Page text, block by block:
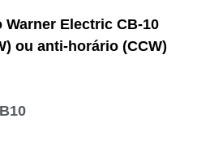
Warner Electric CB-10
ou anti-horário (CCW)